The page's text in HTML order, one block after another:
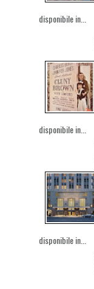
disponibile in...
disponibile in...
disponibile in...